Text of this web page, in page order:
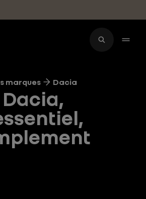
marques Dacia
Dacia,